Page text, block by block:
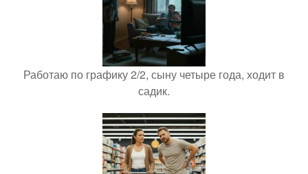
Работаю по графику 2/2, сыну четыре года, ходит в
садик.